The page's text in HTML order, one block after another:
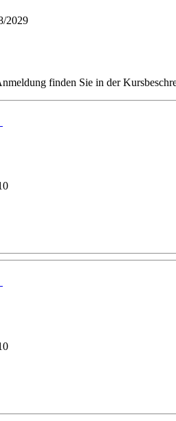
2029
finden Sie in der